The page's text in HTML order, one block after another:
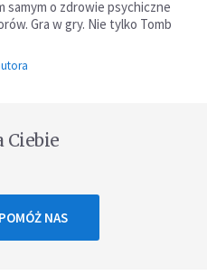
samym o zdrowie psychiczne
Gra w gry. Nie tylko Tomb
Ciebie
NAS